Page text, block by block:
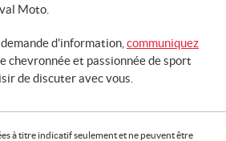
Moto.
d'information, communiquez
chevronnée et passionnée de sport
de discuter avec vous.
à titre indicatif seulement et ne peuvent être